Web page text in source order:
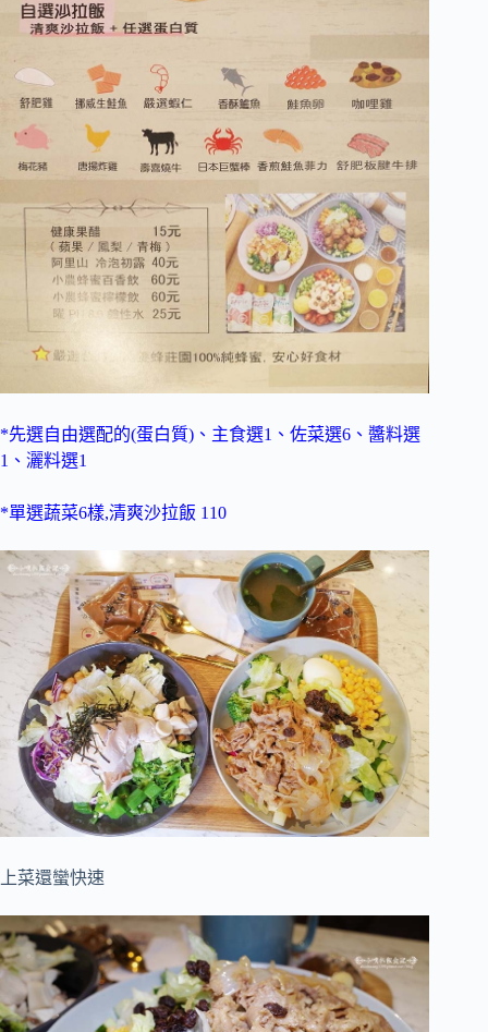
*先選自由選配的(蛋白質)、主食選1、佐菜選6、醬料選
1、灑料選1
*單選蔬菜6樣,清爽沙拉飯 110
上菜還蠻快速